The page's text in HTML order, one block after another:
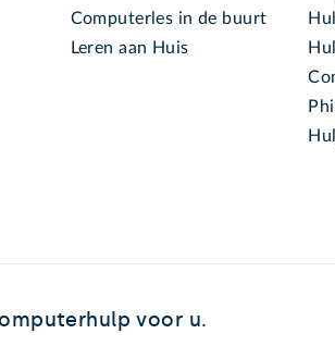
Computerles in de buurt
Leren aan Huis
voor u.